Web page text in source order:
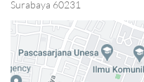
Surabaya 60231